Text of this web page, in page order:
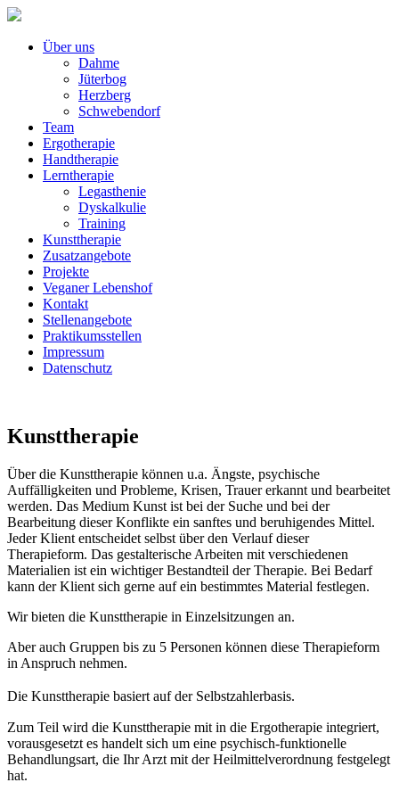
Über uns
Dahme
Jüterbog
Herzberg
Schwebendorf
Team
Ergotherapie
Handtherapie
Lerntherapie
Legasthenie
Dyskalkulie
Training
Kunsttherapie
Zusatzangebote
Projekte
Veganer Lebenshof
Kontakt
Stellenangebote
Praktikumsstellen
Impressum
Datenschutz
Kunsttherapie
Über die Kunsttherapie können u.a. Ängste, psychische
Auffälligkeiten und Probleme, Krisen, Trauer erkannt und bearbeitet
werden. Das Medium Kunst ist bei der Suche und bei der
Bearbeitung dieser Konflikte ein sanftes und beruhigendes Mittel.
Jeder Klient entscheidet selbst über den Verlauf dieser
Therapieform. Das gestalterische Arbeiten mit verschiedenen
Materialien ist ein wichtiger Bestandteil der Therapie. Bei Bedarf
kann der Klient sich gerne auf ein bestimmtes Material festlegen.
Wir bieten die Kunsttherapie in Einzelsitzungen an.
Aber auch Gruppen bis zu 5 Personen können diese Therapieform
in Anspruch nehmen.
Die Kunsttherapie basiert auf der Selbstzahlerbasis.
Zum Teil wird die Kunsttherapie mit in die Ergotherapie integriert,
vorausgesetzt es handelt sich um eine psychisch-funktionelle
Behandlungsart, die Ihr Arzt mit der Heilmittelverordnung festgelegt
hat.